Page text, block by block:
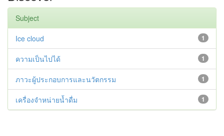
Subject
1
Ice cloud
1
ความเป็นไปได้
1
ภาวะผู้ประกอบการและนวัตกรรม
1
เครื่องจำหน่ายน้ำดื่ม